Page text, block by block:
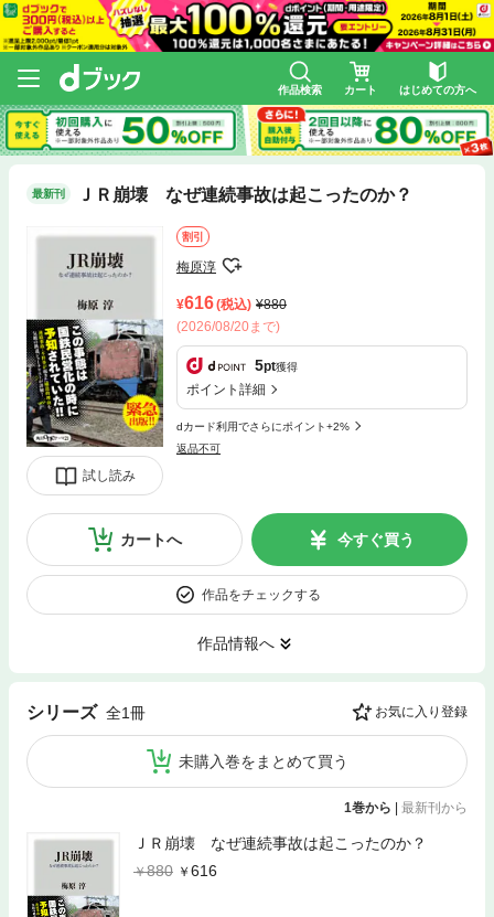
作品検索 カート はじめての方へ
最新刊 ＪＲ崩壊 なぜ連続事故は起こったのか？
試し読み
割引
梅原淳
616(税込)
880
(2026/08/20まで)
5pt獲得
ポイント詳細
dカード利用でさらにポイント+2%
返品不可
カートへ 今すぐ買う
作品をチェックする
作品情報へ
シリーズ 全1冊 お気に入り登録
未購入巻をまとめて買う
1巻から 最新刊から
ＪＲ崩壊 なぜ連続事故は起こったのか？
880
616